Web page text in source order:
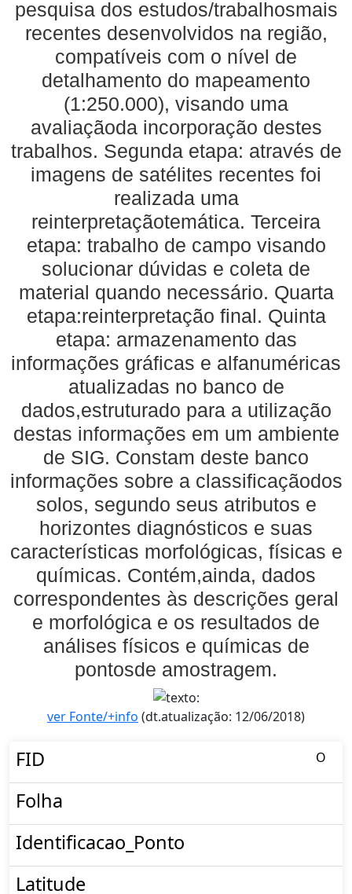
pesquisa dos estudos/trabalhosmais
recentes desenvolvidos na região,
compatíveis com o nível de
detalhamento do mapeamento
(1:250.000), visando uma
avaliaçãoda incorporação destes
trabalhos. Segunda etapa: através de
imagens de satélites recentes foi
realizada uma
reinterpretaçãotemática. Terceira
etapa: trabalho de campo visando
solucionar dúvidas e coleta de
material quando necessário. Quarta
etapa:reinterpretação final. Quinta
etapa: armazenamento das
informações gráficas e alfanuméricas
atualizadas no banco de
dados,estruturado para a utilização
destas informações em um ambiente
de SIG. Constam deste banco
informações sobre a classificaçãodos
solos, segundo seus atributos e
horizontes diagnósticos e suas
características morfológicas, físicas e
químicas. Contém,ainda, dados
correspondentes às descrições geral
e morfológica e os resultados de
análises físicos e químicas de
pontosde amostragem.
ver Fonte/+info (dt.atualização: 12/06/2018)
FID O
Folha
Identificacao_Ponto
Latitude